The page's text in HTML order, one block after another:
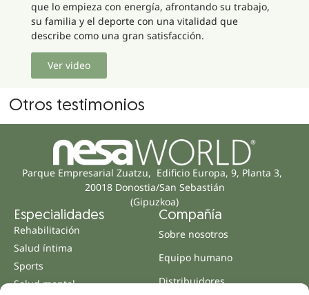
que lo empieza con energía, afrontando su trabajo,
su familia y el deporte con una vitalidad que
describe como una gran satisfacción.
Ver video
Otros testimonios
Parque Empresarial Zuatzu, Edificio Europa, 9, Planta 3,
20018 Donostia/San Sebastián
(Gipuzkoa)
Especialidades
Rehabilitación
Salud íntima
Sports
Salud mental
Compañía
Sobre nosotros
Equipo humano
Distribuidores